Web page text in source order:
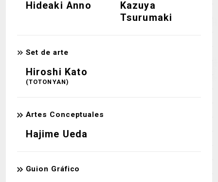
Hideaki Anno
Kazuya
Tsurumaki
Set de arte
Hiroshi Kato
(TOTONYAN)
Artes Conceptuales
Hajime Ueda
Guion Gráfico